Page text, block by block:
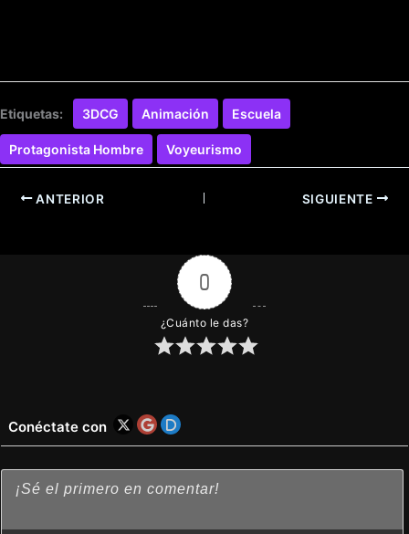
Etiquetas: 3DCG Animación Escuela
Protagonista Hombre Voyeurismo
ANTERIOR SIGUIENTE
0
¿Cuánto le das?
Conéctate con